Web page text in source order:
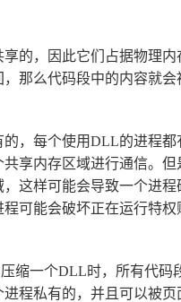
的，因此它们占据物理
那么代码段中的内容就
，每个使用DLL的进程
享内存区域进行通信。
这样可能会导致一个进
可能会破坏正在运行特
缩一个DLL时，所有代
程私有的，并且可以被